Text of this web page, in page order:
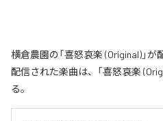
横倉農園の「喜怒哀楽 (Original)」
配信された楽曲は、「喜怒哀楽
る。